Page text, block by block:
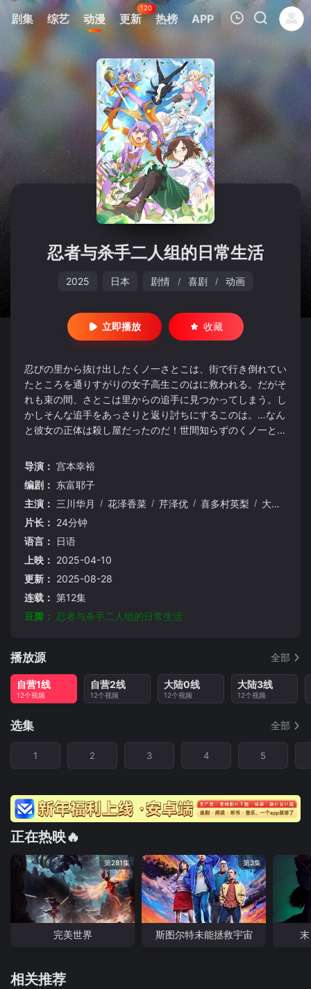
剧集 综艺 动漫 更新
120
热榜 APP
我的观影记录
暂无观看影片的记录
忍者与杀手二人组的日常生活
2025 日本 剧情 / 喜剧 / 动画
立即播放 收藏
忍びの里から抜け出したくノ一さとこは、街で行き倒れてい
たところを通りすがりの女子高生このはに救われる。だがそ
れも束の間、さとこは里からの追手に見つかってしまう。し
かしそんな追手をあっさりと返り討ちにするこのは。…なん
と彼女の正体は殺し屋だったのだ！世間知らずのくノ一と殺
导演： 宫本幸裕
编剧： 东富耶子
主演： 三川华月 / 花泽香菜 / 芹泽优 / 喜多村英梨 / 大久保瑠美
片长： 24分钟
语言：
日语
上映： 2025-04-10
更新： 2025-08-28
连载： 第12集
豆瓣： 忍者与杀手二人组的日常生活
播放源 全部
自营1线
12个视频
自营2线
12个视频
大陆0线
12个视频
大陆3线
12个视频
选集 全部
1 2 3 4 5
正在热映🔥
第281集
完美世界
第3集
斯图尔特未能拯救宇宙
相关推荐